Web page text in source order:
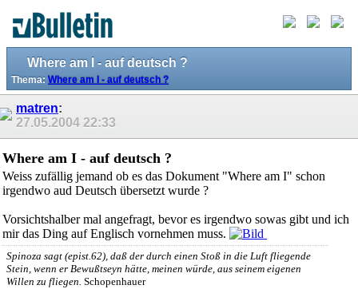
Where am I - auf deutsch ?
Thema: Where am I - auf deutsch ?
matren:
27.05.2004 22:33
Where am I - auf deutsch ?
Weiss zufällig jemand ob es das Dokument "Where am I" schon
irgendwo aud Deutsch übersetzt wurde ?
Vorsichtshalber mal angefragt, bevor es irgendwo sowas gibt und ich
mir das Ding auf Englisch vornehmen muss.
Spinoza sagt (epist.62), daß der durch einen Stoß in die Luft fliegende
Stein, wenn er Bewußtseyn hätte, meinen würde, aus seinem eigenen
Willen zu fliegen. Schopenhauer